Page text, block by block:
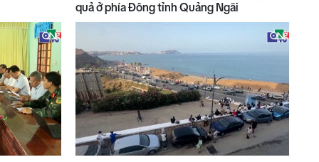
quả ở phía Đông tỉnh Quảng Ngãi